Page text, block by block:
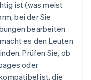
ist (was meist
bei der Sie
bearbeiten
es den Leuten
Prüfen Sie, ob
oder
ist, die